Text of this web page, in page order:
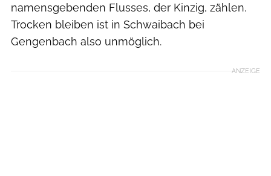
namensgebenden Flusses, der Kinzig, zählen.
Trocken bleiben ist in Schwaibach bei
Gengenbach also unmöglich.
ANZEIGE